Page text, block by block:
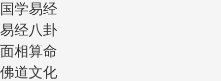
国学易经
易经八卦
面相算命
佛道文化